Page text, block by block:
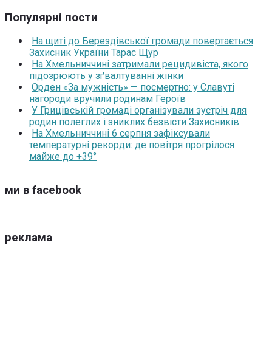
Популярні пости
На щиті до Берездівської громади повертається
Захисник України Тарас Щур
На Хмельниччині затримали рецидивіста, якого
підозрюють у зґвалтуванні жінки
Орден «За мужність» — посмертно: у Славуті
нагороди вручили родинам Героїв
У Грицівській громаді організували зустріч для
родин полеглих і зниклих безвісти Захисників
На Хмельниччині 6 серпня зафіксували
температурні рекорди: де повітря прогрілося
майже до +39°
ми в facebook
реклама